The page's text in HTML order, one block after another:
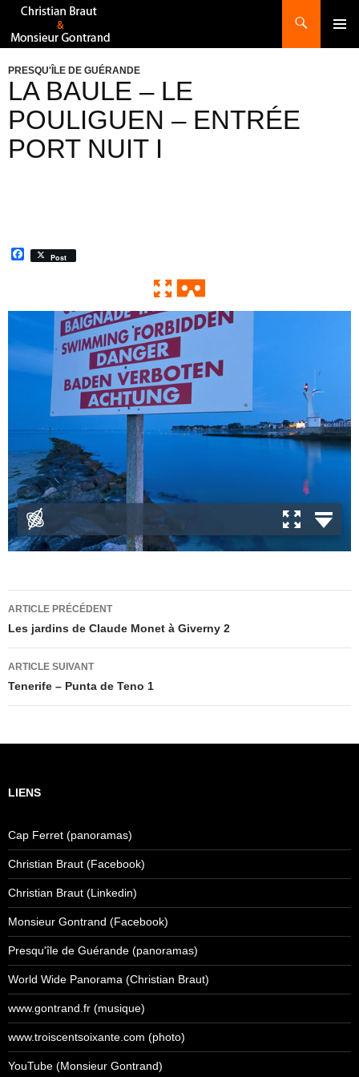
Recherche
AU
PRESQU'ÎLE DE GUÉRANDE
LA BAULE – LE
POULIGUEN – ENTRÉE
PORT NUIT I
F
a
k
Post
Exit VR
VR Setup
Navigation
des
articles
ARTICLE PRÉCÉDENT
Les jardins de Claude Monet à Giverny 2
ARTICLE SUIVANT
Tenerife – Punta de Teno 1
LIENS
Cap Ferret (panoramas)
Christian Braut (Facebook)
Christian Braut (Linkedin)
Monsieur Gontrand (Facebook)
Presqu'île de Guérande (panoramas)
World Wide Panorama (Christian Braut)
www.gontrand.fr (musique)
www.troiscentsoixante.com (photo)
YouTube (Monsieur Gontrand)